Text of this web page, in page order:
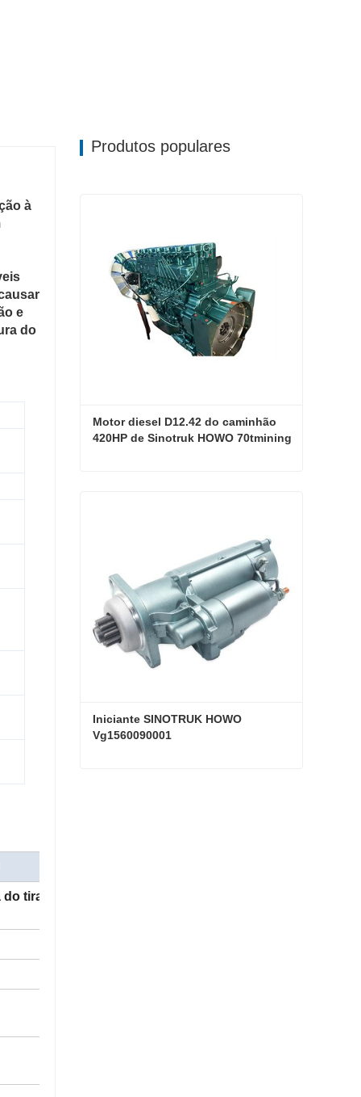
à
e
do
tirante da
Produtos populares
Motor diesel D12.42 do caminhão
420HP de Sinotruk HOWO 70tmining
Iniciante SINOTRUK HOWO
Vg1560090001